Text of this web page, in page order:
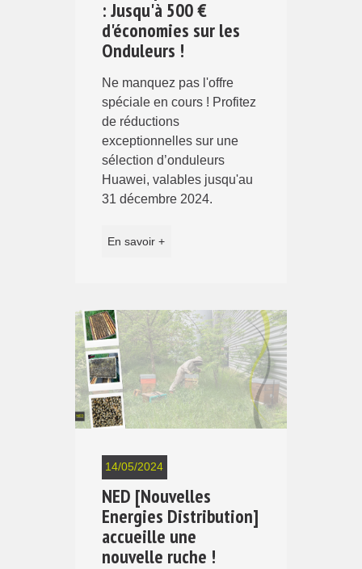
: Jusqu'à 500 €
d'économies sur les
Onduleurs !
Ne manquez pas l'offre
spéciale en cours ! Profitez
de réductions
exceptionnelles sur une
sélection d’onduleurs
Huawei, valables jusqu'au
31 décembre 2024.
En savoir +
14/05/2024
NED [Nouvelles
Energies Distribution]
accueille une
nouvelle ruche !